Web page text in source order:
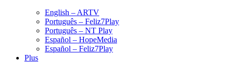
English – ARTV
Português – Feliz7Play
Português – NT Play
Español – HopeMedia
Español – Feliz7Play
Plus